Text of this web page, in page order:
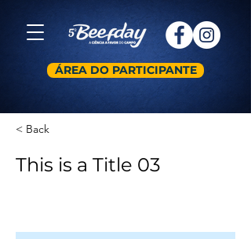
ÁREA DO PARTICIPANTE
< Back
This is a Title 03